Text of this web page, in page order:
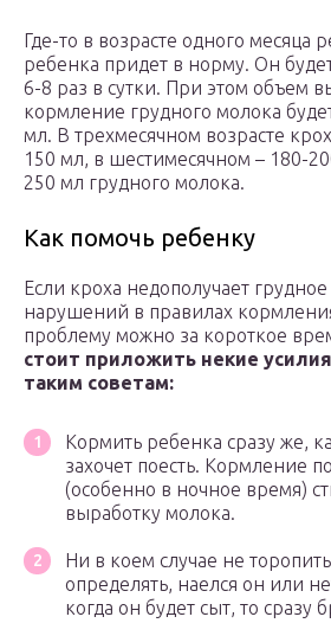
Где-то в возрасте одного месяца
ребенка придет в норму. Он
6-8 раз в сутки. При этом объем
кормление грудного молока
мл. В трехмесячном возрасте
150 мл, в шестимесячном – 180-
250 мл грудного молока.
Как помочь ребенку
Если кроха недополучает
нарушений в правилах
проблему можно за короткое
стоит приложить некие
таким советам:
Кормить ребенка сразу же,
захочет поесть. Кормление
(особенно в ночное время)
выработку молока.
Ни в коем случае не
определять, наелся он или
когда он будет сыт, то сразу